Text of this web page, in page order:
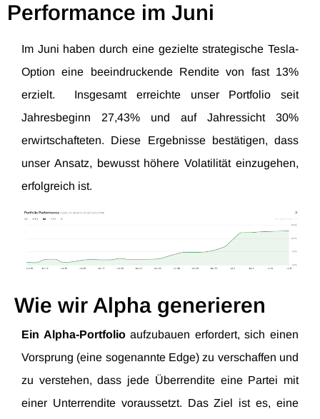
Performance im Juni
Im Juni haben durch eine gezielte strategische Tesla-
Option eine beeindruckende Rendite von fast 13%
erzielt. Insgesamt erreichte unser Portfolio seit
Jahresbeginn 27,43% und auf Jahressicht 30%
erwirtschafteten. Diese Ergebnisse bestätigen, dass
unser Ansatz, bewusst höhere Volatilität einzugehen,
erfolgreich ist.
Wie wir Alpha generieren
Ein Alpha-Portfolioaufzubauen erfordert, sich einen
Vorsprung (eine sogenannte Edge) zu verschaffen und
zu verstehen, dass jede Überrendite eine Partei mit
einer Unterrendite voraussetzt. Das Ziel ist es, eine